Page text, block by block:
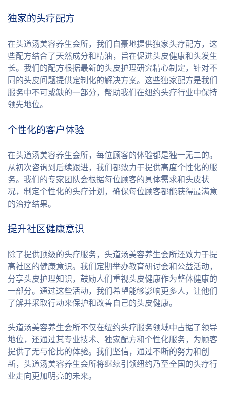
独家的头疗配方
在头道汤美容养生会所，我们自豪地提供独家头疗配方，这
些配方结合了天然成分和精油，旨在促进头皮健康和头发生
长。我们的配方根据最新的头皮护理研究精心制定，针对不
同的头皮问题提供定制化的解决方案。这些独家配方是我们
服务中不可或缺的一部分，帮助我们在纽约头疗行业中保持
领先地位。
个性化的客户体验
在头道汤美容养生会所，每位顾客的体验都是独一无二的。
从初次咨询到后续跟进，我们都致力于提供高度个性化的服
务。我们的专家团队会根据每位顾客的具体需求和头皮状
况，制定个性化的头疗计划，确保每位顾客都能获得最满意
的治疗结果。
提升社区健康意识
除了提供顶级的头疗服务，头道汤美容养生会所还致力于提
高社区的健康意识。我们定期举办教育研讨会和公益活动，
分享头皮护理知识，鼓励人们重视头皮健康作为整体健康的
一部分。通过这些活动，我们希望能够影响更多人，让他们
了解并采取行动来保护和改善自己的头皮健康。
头道汤美容养生会所不仅在纽约头疗服务领域中占据了领导
地位，还通过其专业技术、独家配方和个性化服务，为顾客
提供了无与伦比的体验。我们坚信，通过不断的努力和创
新，头道汤美容养生会所将继续引领纽约乃至全国的头疗行
业走向更加明亮的未来。